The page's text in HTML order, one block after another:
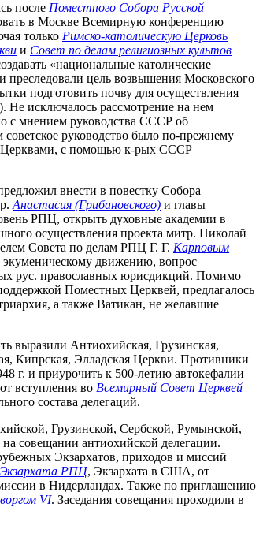
после Поместного Собора Русской
в Москве Всемирную конференцию
только Римско-католическую Церковь
и Совет по делам религиозных культов
«национальные католические
преследовали цель возвышения Московского
подготовить почву для осуществления
Не исключалось рассмотрение на нем
с мнением руководства СССР об
руководство было по-прежнему
Церквами, с помощью к-рых СССР
внести в повестку Собора
Анастасия (Грибановского) и главы
РПЦ, открыть духовные академии в
осуществления проекта митр. Николай
Совета по делам РПЦ Г. Г. Карповым
экуменическому движению, вопрос
рус. православных юрисдикций. Помимо
Поместных Церквей, предлагалось
а также Ватикан, не желавшие
выразили Антиохийская, Грузинская,
Кипрская, Элладская Церкви. Противники
г. и приурочить к 500-летию автокефалии
вступления во Всемирный Совет Церквей
состава делегаций.
Грузинской, Сербской, Румынской,
совещании антиохийской делегации.
Экзархатов, приходов и миссий
Экзархата РПЦ, Экзархата в США, от
в Нидерландах. Также по приглашению
VI. Заседания совещания проходили в